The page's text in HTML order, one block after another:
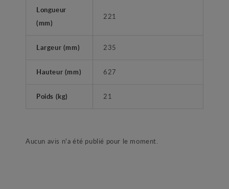
Longueur
(mm)
221
Largeur (mm) 235
Hauteur (mm) 627
Poids (kg) 21
Aucun avis n'a été publié pour le moment.